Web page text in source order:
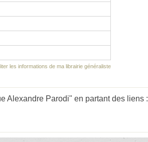
les informations de ma librairie généraliste
Alexandre Parodi" en partant des liens :